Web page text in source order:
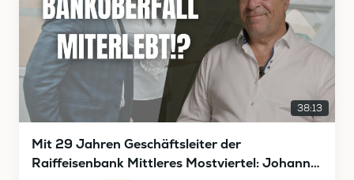
38:13
Mit 29 Jahren Geschäftsleiter der
Raiffeisenbank Mittleres Mostviertel: Johann